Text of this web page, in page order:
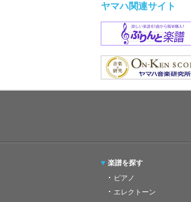
ヤマハ関連サイト
楽譜を探す
ピアノ
エレクトーン